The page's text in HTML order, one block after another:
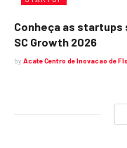
Conheça as startups
SC Growth 2026
by Acate Centro de Inovacao de